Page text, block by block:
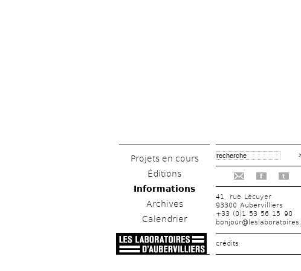
Projets en cours
Éditions
Informations
Archives
Calendrier
f t
41, rue Lécuyer
93300 Aubervilliers
+33 (0)1 53 56 15 90
crédits